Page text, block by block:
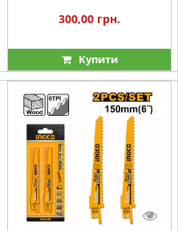
300,00 грн.
Купити